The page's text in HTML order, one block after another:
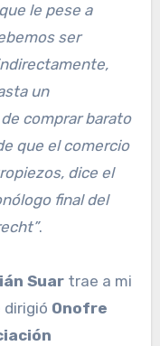
ser
un
comprar barato
que el comercio
dice el
final del
.
Suartrae a mi
dirigió Onofre